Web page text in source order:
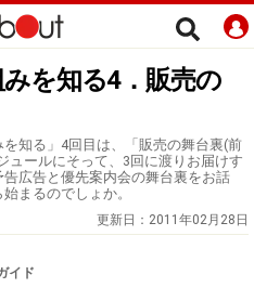
を知る4．販売の
知る」4回目は、「販売の舞台裏(前
ュールにそって、3回に渡りお届けす
広告と優先案内会の舞台裏をお話
まるのでしょか。
更新日： 2011年02月28日
イド